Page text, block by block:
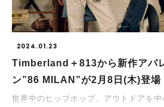
2024.01.23
Timberland＋813から新作アパ
ン”86 MILAN”が2月8日(木)登場
世界中のヒップホップ、アウトドアを中